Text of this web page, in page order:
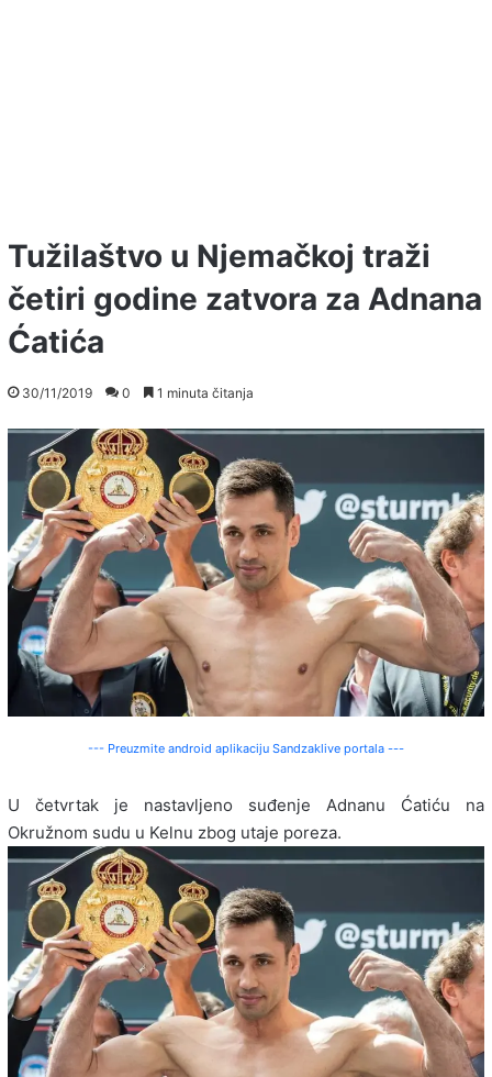
Tužilaštvo u Njemačkoj traži
četiri godine zatvora za Adnana
Ćatića
30/11/2019 0 1 minuta čitanja
--- Preuzmite android aplikaciju Sandzaklive portala ---
U četvrtak je nastavljeno suđenje Adnanu Ćatiću na
Okružnom sudu u Kelnu zbog utaje poreza.